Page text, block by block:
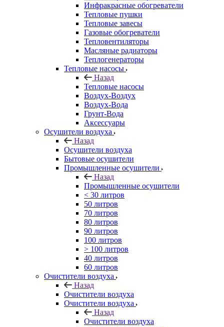
Инфракрасные обогреватели
Тепловые пушки
Тепловые завесы
Газовые обогреватели
Тепловентиляторы
Масляные радиаторы
Теплогенераторы
Тепловые насосы
Назад
Тепловые насосы
Воздух-Воздух
Воздух-Вода
Грунт-Вода
Аксессуары
Осушители воздуха
Назад
Осушители воздуха
Бытовые осушители
Промышленные осушители
Назад
Промышленные осушители
< 30 литров
50 литров
70 литров
80 литров
90 литров
100 литров
> 100 литров
40 литров
60 литров
Очистители воздуха
Назад
Очистители воздуха
Очистители воздуха
Назад
Очистители воздуха